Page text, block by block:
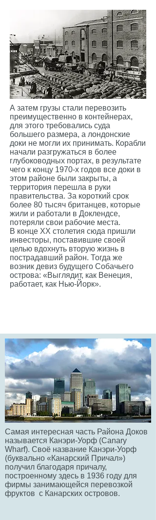
А затем грузы стали перевозить
преимущественно в контейнерах,
для этого требовались суда
большего размера, а лондонские
доки не могли их принимать. Корабли
начали разгружаться в более
глубоководных портах, в результате
чего к концу 1970-х годов все доки в
этом районе были закрыты, а
территория перешла в руки
правительства. За короткий срок
более 80 тысяч британцев, которые
жили и работали в Доклендсе,
потеряли свои рабочие места.
В конце XX столетия сюда пришли
инвесторы, поставившие своей
целью вдохнуть вторую жизнь в
пострадавший район. Тогда же
возник девиз будущего Собачьего
острова: «Выглядит, как Венеция,
работает, как Нью-Йорк».
Самая интересная часть Района Доков
называется Канэри-Уорф (Canary
Wharf). Своё название Канэри-Уорф
(буквально «Канарский Причал»)
получил благодаря причалу,
построенному здесь в 1936 году для
фирмы занимающейся перевозкой
фруктов с Канарских островов.